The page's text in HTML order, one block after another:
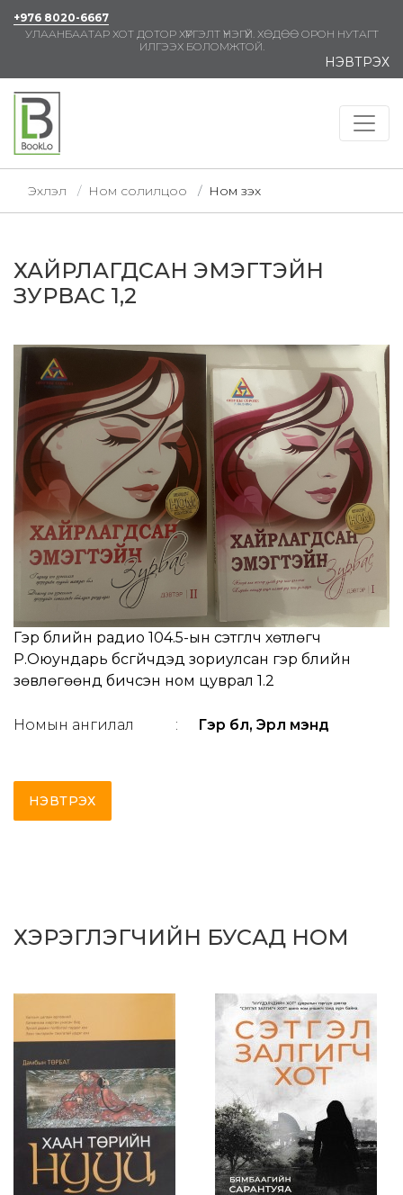
+976 8020-6667
УЛААНБААТАР ХОТ ДОТОР ХҮРГЭЛТ ҮНЭГҮЙ. ХӨДӨӨ ОРОН НУТАГТ
ИЛГЭЭХ БОЛОМЖТОЙ.
НЭВТРЭХ
Эхлэл Ном солилцоо Ном үзэх
ХАЙРЛАГДСАН ЭМЭГТЭЙН
ЗУРВАС 1,2
Гэр бүлийн радио 104.5-ын сэтгүүлч хөтлөгч
Р.Оюундарь бүсгүйчүүдэд зориулсан гэр бүлийн
зөвлөгөөнүүд бичсэн ном цуврал 1.2
Номын ангилал : Гэр бүл, Эрүүл мэнд
НЭВТРЭХ
ХЭРЭГЛЭГЧИЙН БУСАД НОМ